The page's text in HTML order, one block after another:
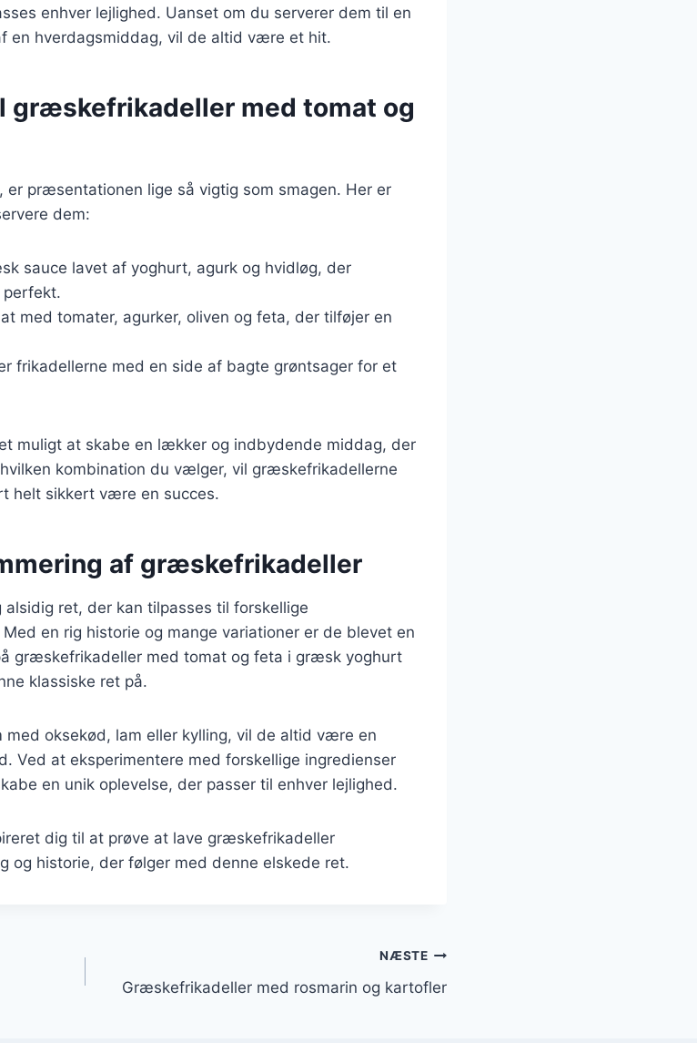
enhver lejlighed. Uanset om du serverer dem til en
en hverdagsmiddag, vil de altid være et hit.
græskefrikadeller med tomat og
præsentationen lige så vigtig som smagen. Her er
dem:
sauce lavet af yoghurt, agurk og hvidløg, der
perfekt.
med tomater, agurker, oliven og feta, der tilføjer en
frikadellerne med en side af bagte grøntsager for et
muligt at skabe en lækker og indbydende middag, der
kombination du vælger, vil græskefrikadellerne
helt sikkert være en succes.
af græskefrikadeller
ret, der kan tilpasses til forskellige
en rig historie og mange variationer er de blevet en
græskefrikadeller med tomat og feta i græsk yoghurt
klassiske ret på.
oksekød, lam eller kylling, vil de altid være en
Ved at eksperimentere med forskellige ingredienser
en unik oplevelse, der passer til enhver lejlighed.
dig til at prøve at lave græskefrikadeller
og historie, der følger med denne elskede ret.
NÆSTE
Græskefrikadeller med rosmarin og kartofler